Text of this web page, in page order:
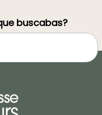
buscabas?